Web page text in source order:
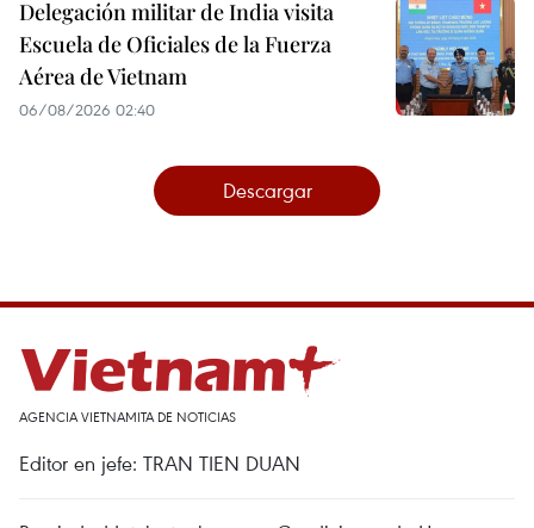
Delegación militar de India visita
Escuela de Oficiales de la Fuerza
Aérea de Vietnam
06/08/2026 02:40
Descargar
AGENCIA VIETNAMITA DE NOTICIAS
Editor en jefe: TRAN TIEN DUAN